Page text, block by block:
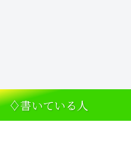
♢書いている人